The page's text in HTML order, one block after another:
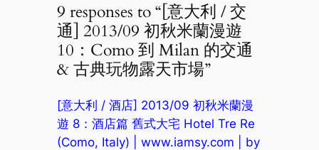
9 responses to “[意大利 / 交
通] 2013/09 初秋米蘭漫遊
10：Como 到 Milan 的交通
& 古典玩物露天市場”
[意大利 / 酒店] 2013/09 初秋米蘭漫
遊 8：酒店篇 舊式大宅 Hotel Tre Re
(Como, Italy) | www.iamsy.com | by